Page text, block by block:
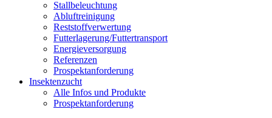
Stallbeleuchtung
Abluftreinigung
Reststoffverwertung
Futterlagerung/Futtertransport
Energieversorgung
Referenzen
Prospektanforderung
Insektenzucht
Alle Infos und Produkte
Prospektanforderung